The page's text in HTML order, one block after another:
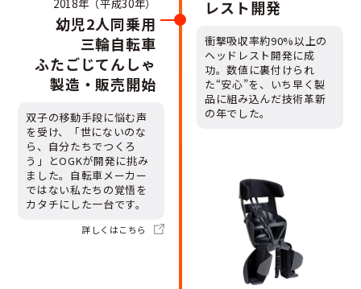
レスト開発
衝撃吸収率約90%以上の
ヘッドレスト開発に成
功。数値に裏付けられ
た“安心”を、いち早く製
品に組み込んだ技術革新
の年でした。
幼児2人同乗用
三輪自転車
ふたごじてんしゃ
製造・販売開始
双子の移動手段に悩む声
を受け、「世にないのな
ら、自分たちでつくろ
う」とOGKが開発に挑み
ました。自転車メーカー
ではない私たちの覚悟を
カタチにした一台です。
詳しくはこちら